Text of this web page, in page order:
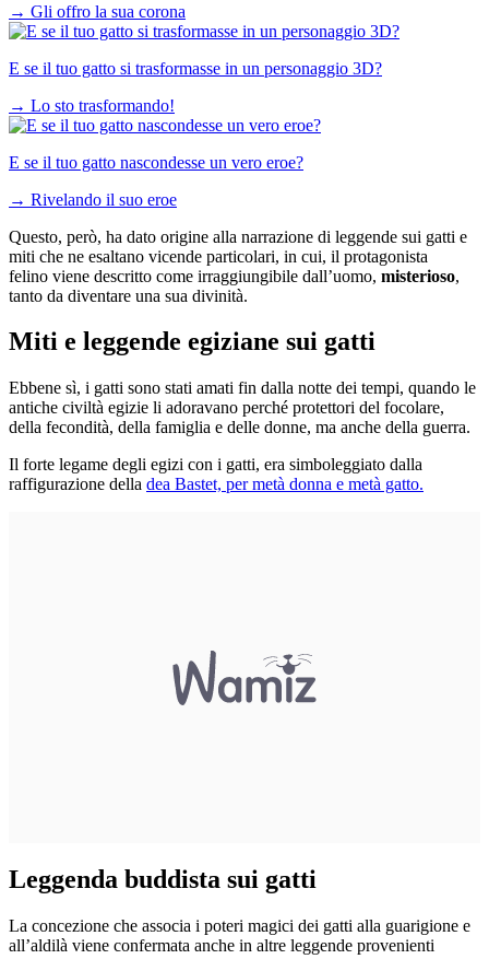
→ Gli offro la sua corona
E se il tuo gatto si trasformasse in un personaggio 3D?
→ Lo sto trasformando!
E se il tuo gatto nascondesse un vero eroe?
→ Rivelando il suo eroe
Questo, però, ha dato origine alla narrazione di leggende sui gatti e
miti che ne esaltano vicende particolari, in cui, il protagonista
felino viene descritto come irraggiungibile dall’uomo, misterioso,
tanto da diventare una sua divinità.
Miti e leggende egiziane sui gatti
Ebbene sì, i gatti sono stati amati fin dalla notte dei tempi, quando le
antiche civiltà egizie li adoravano perché protettori del focolare,
della fecondità, della famiglia e delle donne, ma anche della guerra.
Il forte legame degli egizi con i gatti, era simboleggiato dalla
raffigurazione della dea Bastet, per metà donna e metà gatto.
Leggenda buddista sui gatti
La concezione che associa i poteri magici dei gatti alla guarigione e
all’aldilà viene confermata anche in altre leggende provenienti